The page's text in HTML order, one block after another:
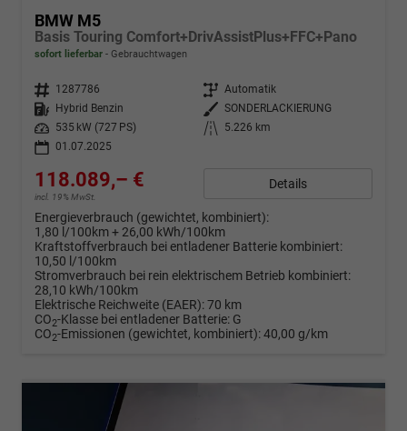
BMW M5
Basis Touring Comfort+DrivAssistPlus+FFC+Pano
sofort lieferbar Gebrauchtwagen
Fahrzeugnr. 1287786 Getriebe Automatik
Kraftstoff
Hybrid Benzin Außenfarbe SONDERLACKIERUNG
Leistung
535 kW (727 PS) Kilometerstand
5.226 km
01.07.2025
118.089,– €
incl. 19% MwSt.
Details
Energieverbrauch (gewichtet, kombiniert):
1,80 l/100km + 26,00 kWh/100km
Kraftstoffverbrauch bei entladener Batterie kombiniert:
10,50 l/100km
Stromverbrauch bei rein elektrischem Betrieb kombiniert:
28,10 kWh/100km
Elektrische Reichweite (EAER):70 km
CO2-Klasse bei entladener Batterie: G
CO2-Emissionen (gewichtet, kombiniert):40,00 g/km